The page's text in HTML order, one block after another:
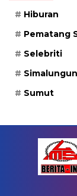
Hiburan
Pematang
Selebriti
Simalungun
Sumut